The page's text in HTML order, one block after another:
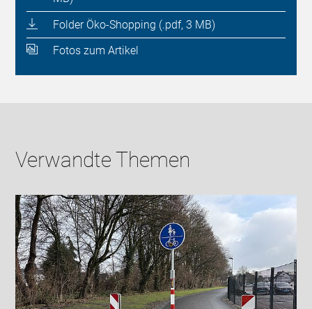
Folder Öko-Shopping (.pdf, 3 MB)
Fotos zum Artikel
Verwandte Themen